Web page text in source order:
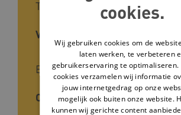
Toolkit, Leidraad
Voor wie
Begeleiders, Naasten,
Cliëntgroep
cookies.
Wij gebruiken cookies om de
laten werken, te verbeteren
gebruikerservaring te optimaliseren.
cookies verzamelen wij informatie
jouw internetgedrag op onze
mogelijk ook buiten onze website.
kunnen wij gerichte content